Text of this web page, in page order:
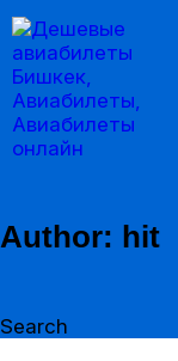
Author: hit
Search